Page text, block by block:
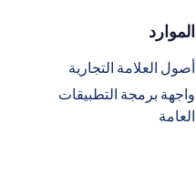
الموارد
أصول العلامة التجارية
واجهة برمجة التطبيقات
العامة